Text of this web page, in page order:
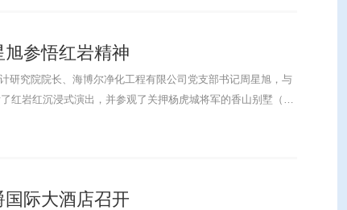
参悟红岩精神
研究院院长、海博尔净化工程有限公司党支部书记周星旭，与
红岩红沉浸式演出，并参观了关押杨虎城将军的香山别墅（白
际大酒店召开